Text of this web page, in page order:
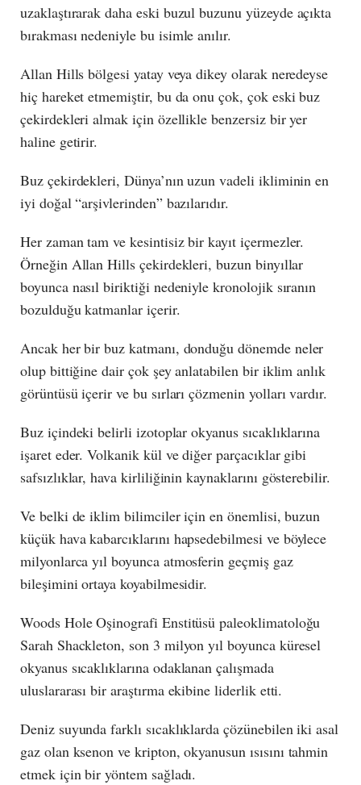
uzaklaştırarak daha eski buzul buzunu yüzeyde açıkta
bırakması nedeniyle bu isimle anılır.
Allan Hills bölgesi yatay veya dikey olarak neredeyse
hiç hareket etmemiştir, bu da onu çok, çok eski buz
çekirdekleri almak için özellikle benzersiz bir yer
haline getirir.
Buz çekirdekleri, Dünya’nın uzun vadeli ikliminin en
iyi doğal “arşivlerinden” bazılarıdır.
Her zaman tam ve kesintisiz bir kayıt içermezler.
Örneğin Allan Hills çekirdekleri, buzun binyıllar
boyunca nasıl biriktiği nedeniyle kronolojik sıranın
bozulduğu katmanlar içerir.
Ancak her bir buz katmanı, donduğu dönemde neler
olup bittiğine dair çok şey anlatabilen bir iklim anlık
görüntüsü içerir ve bu sırları çözmenin yolları vardır.
Buz içindeki belirli izotoplar okyanus sıcaklıklarına
işaret eder. Volkanik kül ve diğer parçacıklar gibi
safsızlıklar, hava kirliliğinin kaynaklarını gösterebilir.
Ve belki de iklim bilimciler için en önemlisi, buzun
küçük hava kabarcıklarını hapsedebilmesi ve böylece
milyonlarca yıl boyunca atmosferin geçmiş gaz
bileşimini ortaya koyabilmesidir.
Woods Hole Oşinografi Enstitüsü paleoklimatoloğu
Sarah Shackleton, son 3 milyon yıl boyunca küresel
okyanus sıcaklıklarına odaklanan çalışmada
uluslararası bir araştırma ekibine liderlik etti.
Deniz suyunda farklı sıcaklıklarda çözünebilen iki asal
gaz olan ksenon ve kripton, okyanusun ısısını tahmin
etmek için bir yöntem sağladı.